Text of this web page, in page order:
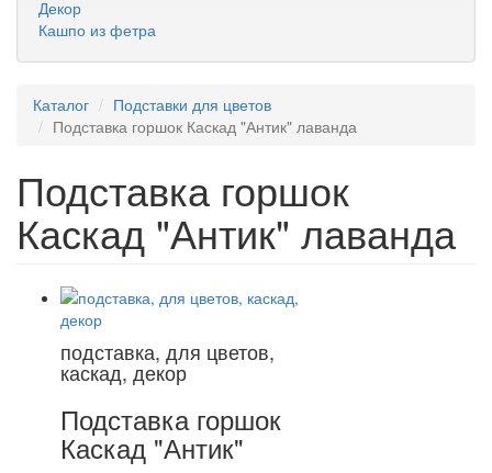
Декор
Кашпо из фетра
Каталог
Подставки для цветов
Подставка горшок Каскад "Антик" лаванда
Подставка горшок
Каскад "Антик" лаванда
подставка, для цветов,
каскад, декор
Подставка горшок
Каскад "Антик"